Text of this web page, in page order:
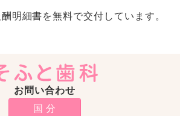
明細書を無料で交付しています。
お問い合わせ
国 分